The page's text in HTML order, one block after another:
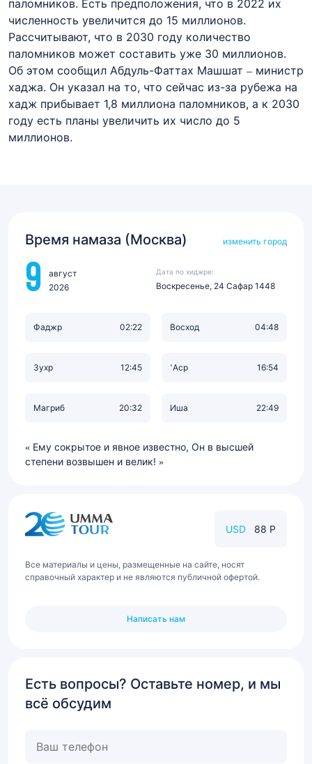
паломников. Есть предположения, что в 2022 их
численность увеличится до 15 миллионов.
Рассчитывают, что в 2030 году количество
паломников может составить уже 30 миллионов.
Об этом сообщил Абдуль-Фаттах Машшат – министр
хаджа. Он указал на то, что сейчас из-за рубежа на
хадж прибывает 1,8 миллиона паломников, а к 2030
году есть планы увеличить их число до 5
миллионов.
Время намаза (Москва) изменить город
9
август
2026
Дата по хиджре:
Воскресенье, 24 Сафар 1448
Фаджр 02:22 Восход 04:48
Зухр 12:45 ‘Аср 16:54
Магриб 20:32 Иша 22:49
Ему сокрытое и явное известно, Он в высшей
степени возвышен и велик!
USD 88 Р
Все материалы и цены, размещенные на сайте, носят
справочный характер и не являются публичной офертой.
Написать нам
Есть вопросы? Оставьте номер, и мы
всё обсудим
телефон